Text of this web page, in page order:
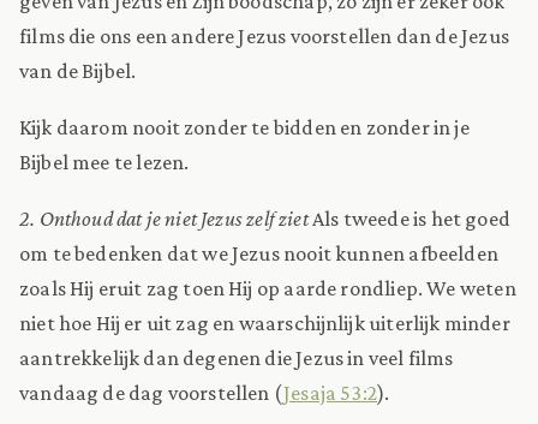
films die ons een andere Jezus voorstellen dan de Jezus
van de Bijbel.
Kijk daarom nooit zonder te bidden en zonder in je
Bijbel mee te lezen.
2. Onthoud dat je niet Jezus zelf zietAls tweede is het goed
om te bedenken dat we Jezus nooit kunnen afbeelden
zoals Hij eruit zag toen Hij op aarde rondliep. We weten
niet hoe Hij er uit zag en waarschijnlijk uiterlijk minder
aantrekkelijk dan degenen die Jezus in veel films
vandaag de dag voorstellen (Jesaja 53:2).